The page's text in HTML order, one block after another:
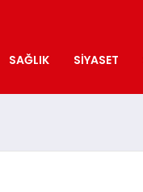
SAĞLIK SIYASET